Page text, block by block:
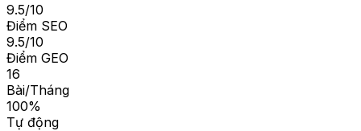
9.5/10
Điểm SEO
9.5/10
Điểm GEO
16
Bài/Tháng
100%
Tự động